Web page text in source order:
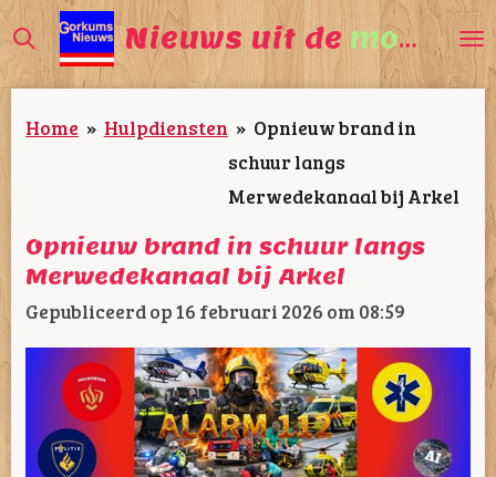
Ga
direct
naar
de
Nieuws uit de mooiste
Home » Hulpdiensten » Opnieuw brand in
schuur langs
Merwedekanaal bij Arkel
Opnieuw brand in schuur langs
Merwedekanaal bij Arkel
Gepubliceerd op 16 februari 2026 om 08:59